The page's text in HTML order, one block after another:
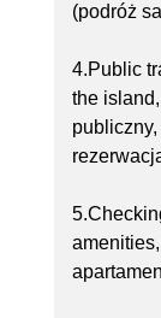
(podróż
4.Public
the